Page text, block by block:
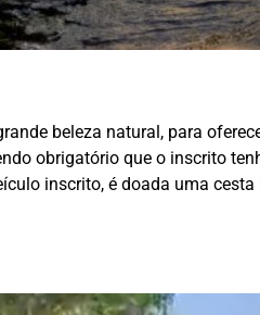
beleza natural, para
obrigatório que o inscrito
inscrito, é doada uma